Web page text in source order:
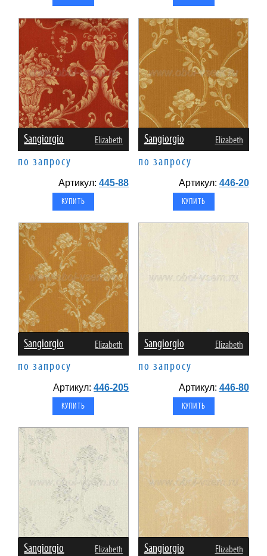
Sangiorgio Elizabeth
по запросу
Артикул:445-88
Sangiorgio Elizabeth
по запросу
Артикул: 446-20
Sangiorgio Elizabeth
по запросу
Артикул:446-205
Sangiorgio Elizabeth
по запросу
Артикул: 446-80
Sangiorgio Elizabeth Sangiorgio Elizabeth